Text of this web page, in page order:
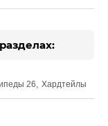
26 Хардтейлы